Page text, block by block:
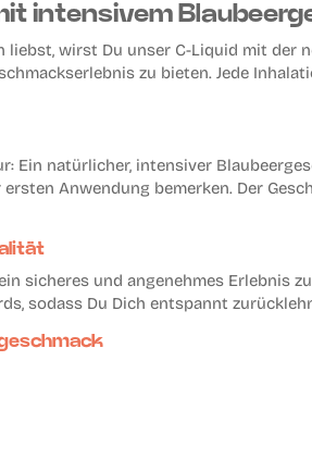
intensivem
liebst, wirst Du unser C-Liquid mit der
zu bieten. Jede
Ein natürlicher, intensiver
Anwendung bemerken. Der
sicheres und angenehmes Erlebnis
sodass Du Dich entspannt